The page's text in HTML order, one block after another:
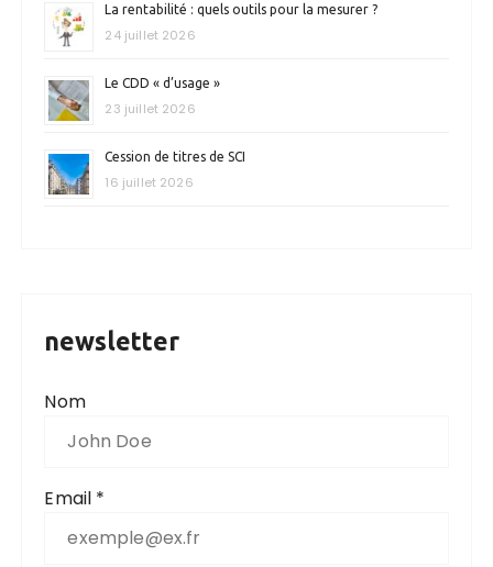
La rentabilité : quels outils pour la mesurer ?
24 juillet 2026
Le CDD « d’usage »
23 juillet 2026
Cession de titres de SCI
16 juillet 2026
newsletter
Nom
Email *